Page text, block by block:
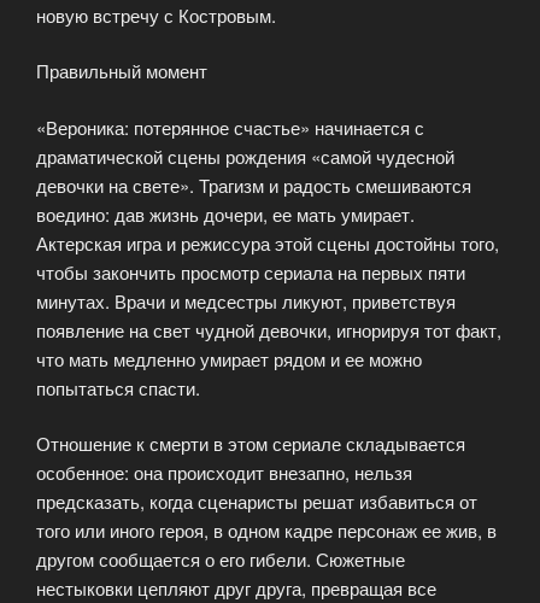
новую встречу с Костровым.
Правильный момент
«Вероника: потерянное счастье» начинается с
драматической сцены рождения «самой чудесной
девочки на свете». Трагизм и радость смешиваются
воедино: дав жизнь дочери, ее мать умирает.
Актерская игра и режиссура этой сцены достойны того,
чтобы закончить просмотр сериала на первых пяти
минутах. Врачи и медсестры ликуют, приветствуя
появление на свет чудной девочки, игнорируя тот факт,
что мать медленно умирает рядом и ее можно
попытаться спасти.
Отношение к смерти в этом сериале складывается
особенное: она происходит внезапно, нельзя
предсказать, когда сценаристы решат избавиться от
того или иного героя, в одном кадре персонаж ее жив, в
другом сообщается о его гибели. Сюжетные
нестыковки цепляют друг друга, превращая все